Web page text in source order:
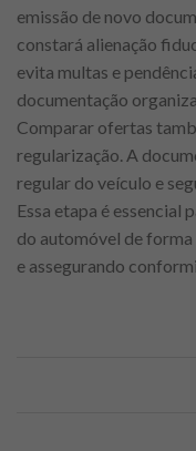
emissão de novo
constará alienação
evita multas e
documentação
Comparar ofertas
regularização. A
regular do veículo e
Essa etapa é essencial
do automóvel de
e assegurando